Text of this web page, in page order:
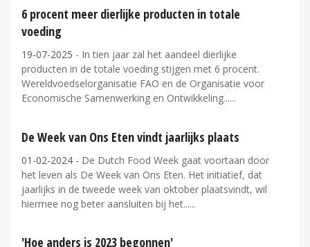
6 procent meer dierlijke producten in totale
voeding
19-07-2025 - In tien jaar zal het aandeel dierlijke
producten in de totale voeding stijgen met 6 procent.
Wereldvoedselorganisatie FAO en de Organisatie voor
Economische Samenwerking en Ontwikkeling...
De Week van Ons Eten vindt jaarlijks plaats
01-02-2024 - De Dutch Food Week gaat voortaan door
het leven als De Week van Ons Eten. Het initiatief, dat
jaarlijks in de tweede week van oktober plaatsvindt, wil
hiermee nog beter aansluiten bij het...
'Hoe anders is 2023 begonnen'